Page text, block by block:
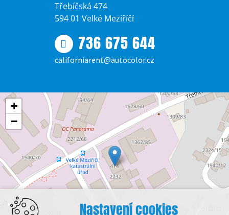
Třebíčská 474
594 01 Velké Meziříčí
736 675 644
californiarent@autocolor.cz
+
−
Nastavení cookies